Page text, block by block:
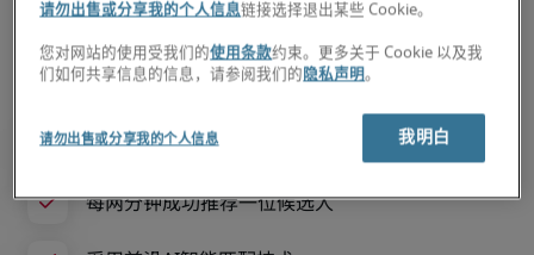
航。
请勿出售或分享我的个人信息链接选择退出某些 Cookie。
您对网站的使用受我们的使用条款约束。更多关于 Cookie 以及我
们如何共享信息的信息，请参阅我们的 隐私声明。
请勿出售或分享我的个人信息 我明白